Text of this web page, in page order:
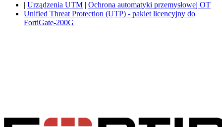
| Urządzenia UTM | Ochrona automatyki przemysłowej OT
Unified Threat Protection (UTP) - pakiet licencyjny do
FortiGate-200G